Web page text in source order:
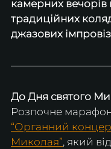
камерних вечорів
традиційних
джазових
До Дня святого
Розпочне
“Органний концерт
Миколая”, який